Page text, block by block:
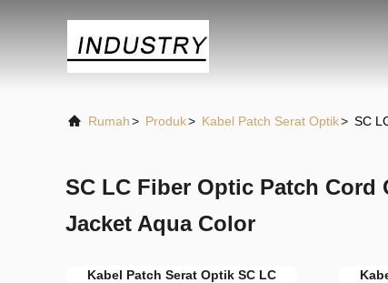
Rumah> Produk> Kabel Patch Serat Optik> SC
SC LC Fiber Optic Patch Cord
Jacket Aqua Color
Kabel Patch Serat Optik SC LC